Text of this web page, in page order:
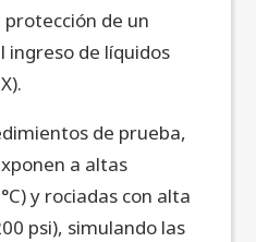
de un
ingreso de líquidos
de prueba,
a altas
y rociadas con alta
psi), simulando las